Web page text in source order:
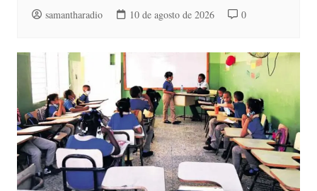
samantharadio 10 de agosto de 2026 0